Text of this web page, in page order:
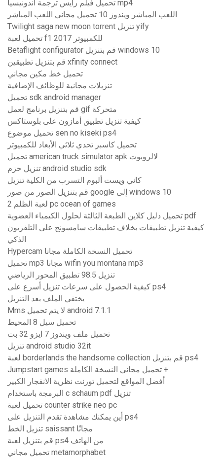
تحميل فيلم رايس ترجمة اندونيسيا mp4
اللعب المباشر ويندوز 10 تحميل مجاني اللعب المباشر
Twilight saga new moon torrent تنزيل yify
تحميل لعبة f1 2017 للكمبيوتر
Betaflight configurator قم بتنزيل windows 10
قم بتنزيل تطبيقين xfinity connect
تحميل خط مكين مجاني
تنزيلات مجانية للوظائف الإضافية
تحميل sdk android manager
قم بتنزيل برنامج لعمل gif متحركة
كيفية تنزيل تطبيق أمازون على بلوستاكس
تحميل موضوع sen no kiseki ps4
تحميل كاسبر تحدي ثلاثي الأبعاد للكمبيوتر
تحميل american truck simulator apk لالروبوت
تنزيل حزم android studio sdk
كاني ويست ألبوم التسرب من الكلية تنزيل
قم بتنزيل الصور من صور google إلى windows 10
لعبة الظلم 2 pc ocean of games
تحميل دليل كلاين الطبعة الثالثة لحلول الكيمياء العضوية pdf
كيفية تنزيل تطبيقات بخلاف تطبيقات سامسونج على التلفزيون
الذكي
Hypercam تحميل النسخة الكاملة مجانا
تحميل mp3 مجانا wifin you montana mp3
تنزيل 98.5 تطبيق المحور الرياضي
كيفية الحصول على سرعات تنزيل أسرع على ps4
يختفي الملف بعد التنزيل
Mms لا يتم تحميل android 7.1.1
تحميل سيل 8 المحيط
تحميل ملف ويندوز 7 ايزو 32 بت
تنزيل android studio 32it
لعبة borderlands the handsome collection قم بتنزيل ps4
Jumpstart games تحميل مجاني النسخة الكاملة +
أفضل المواقع لتحميل تورنت نظرية الانفجار الكبير
البرمجة باستخدام c schaum pdf تنزيل
تحميل لعبة counter strike neo pc
أين يمكنك مشاهدة تقدم التنزيل على ps4
تنزيل الخط saissant مجانًا
قم بتنزيل لعبة ps4 من الهاتف
تحميل مجاني metamorphabet